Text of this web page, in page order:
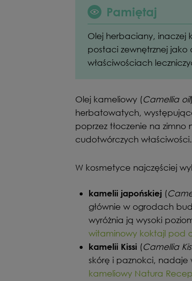
Pamiętaj
Olej herbaciany, inaczej
postaci zewnętrznej
właściwościach
Olej kameliowy (Camellia oil
herbatowatych,
poprzez tłoczenie na zimno
cudotwórczych właściwości.
W kosmetyce najczęściej
kamelii japońskiej (
głównie w ogrodach
wyróżnia ją wysoki
witaminowy koktajl pod
kamelii Kissi (Camellia
skórę i paznokci, nadaje
kameliowy Natura